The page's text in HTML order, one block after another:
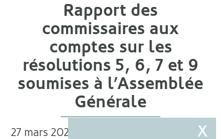
Rapport des
commissaires aux
comptes sur les
résolutions 5, 6, 7 et 9
soumises à l’Assemblée
Générale
27 mars 2024